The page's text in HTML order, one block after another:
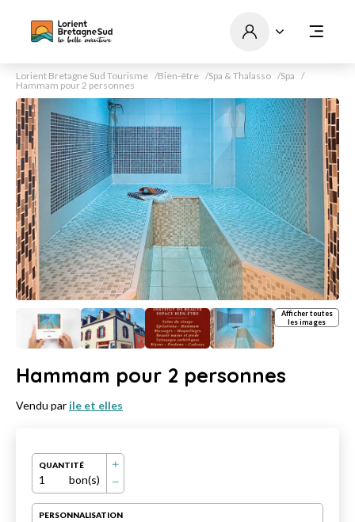
Lorient Bretagne Sud Tourisme Bien-être Spa & Thalasso
Spa
Hammam pour 2 personnes
Afficher toutes
les images
Hammam pour 2 personnes
Vendu par ile et elles
QUANTITÉ
1 bon(s)
PERSONNALISATION